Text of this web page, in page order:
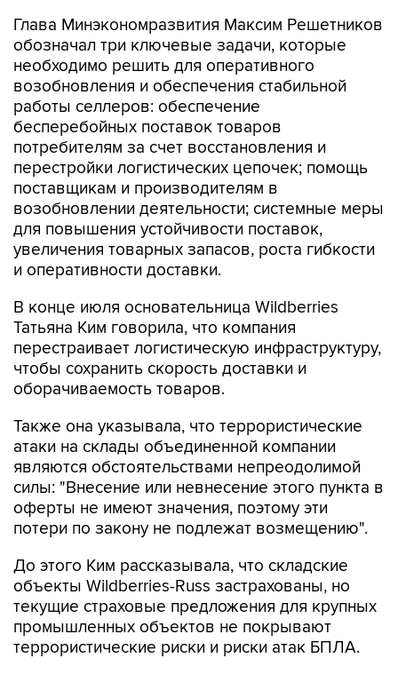
Глава Минэкономразвития Максим Решетников
обозначал три ключевые задачи, которые
необходимо решить для оперативного
возобновления и обеспечения стабильной
работы селлеров: обеспечение
бесперебойных поставок товаров
потребителям за счет восстановления и
перестройки логистических цепочек; помощь
поставщикам и производителям в
возобновлении деятельности; системные меры
для повышения устойчивости поставок,
увеличения товарных запасов, роста гибкости
и оперативности доставки.
В конце июля основательница Wildberries
Татьяна Ким говорила, что компания
перестраивает логистическую инфраструктуру,
чтобы сохранить скорость доставки и
оборачиваемость товаров.
Также она указывала, что террористические
атаки на склады объединенной компании
являются обстоятельствами непреодолимой
силы: "Внесение или невнесение этого пункта в
оферты не имеют значения, поэтому эти
потери по закону не подлежат возмещению".
До этого Ким рассказывала, что складские
объекты Wildberries-Russ застрахованы, но
текущие страховые предложения для крупных
промышленных объектов не покрывают
террористические риски и риски атак БПЛА.